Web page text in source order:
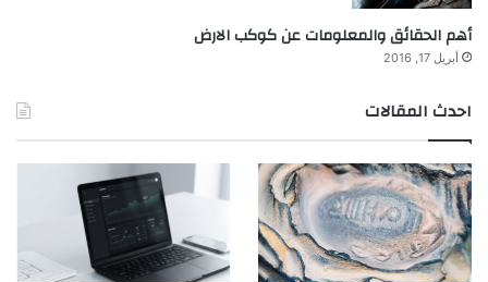
أهم الحقائق والمعلومات عن كوكب الارض
أبريل 17, 2016
احدث المقالات